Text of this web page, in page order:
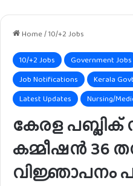
Home/10/+2 Jobs
10/+2 Jobs Government Jobs
Job Notifications
Kerala
Latest Updates
Nursing/
കേരള
കമ്മീഷൻ 36
വിജ്ഞാപനം